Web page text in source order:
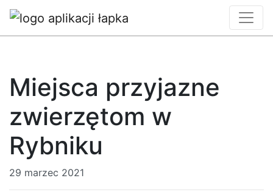
Miejsca przyjazne
zwierzętom w
Rybniku
29 marzec 2021